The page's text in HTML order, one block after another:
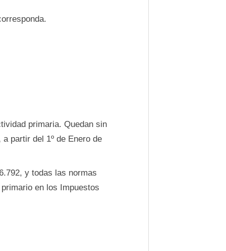
primaria. Quedan sin
partir del 1º de Enero de
y todas las normas
en los Impuestos